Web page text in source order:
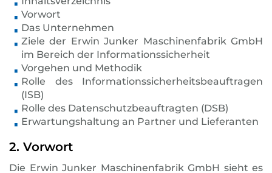
Vorwort
Das Unternehmen
Ziele der Erwin Junker Maschinenfabrik GmbH
im Bereich der Informationssicherheit
Vorgehen und Methodik
Rolle des Informationssicherheitsbeauftragen
(ISB)
Rolle des Datenschutzbeauftragten (DSB)
Erwartungshaltung an Partner und Lieferanten
2. Vorwort
Die Erwin Junker Maschinenfabrik GmbH sieht es